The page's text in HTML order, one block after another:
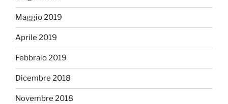
Maggio 2019
Aprile 2019
Febbraio 2019
Dicembre 2018
Novembre 2018